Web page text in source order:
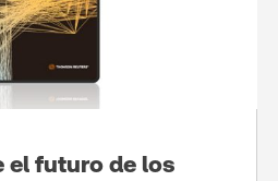
el futuro de los